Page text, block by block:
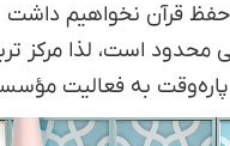
قرآن نخواهیم داشت
است، لذا مرکز
به فعالیت